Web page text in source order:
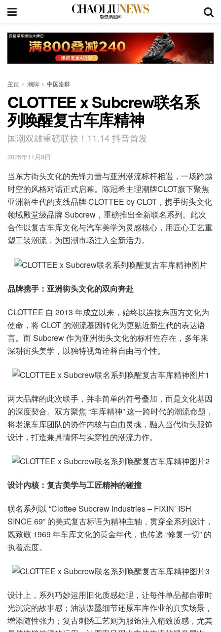
主页 潮牌 中国潮牌
CLOTTEE x Subcrew联名系
列唤醒复古车库精神
国潮双雄重磅联袂！11.14 抖音首发
2025年11月8日
当东方街头文化的先锋力量与亚洲潮流标杆相遇，一场跨越
时空的风格对话正式启幕。陈冠希主理潮牌CLOT旗下聚焦
亚洲新生代的支线品牌 CLOTTEE by CLOT，携手街头文化
领域殿堂级品牌 Subcrew，重磅推出全新联名系列。此次
合作以复古车库文化与汽车美学为灵感核心，用匠心工艺重
塑工装潮流，为国潮市场注入全新活力。
品牌携手：亚洲街头文化的双向奔赴
CLOTTEE 自 2013 年成立以来，始终以连接东西方文化为
使命，将 CLOT 的潮流基因转化为更贴近新生代的表达语
言。而 Subcrew 作为亚洲街头文化的标杆性存在，多年来
深耕街头美学，以独特视角诠释自由与个性。
两大品牌的此次联手，并非简单的符号叠加，而是文化基因
的深度契合。双方聚焦 “车库精神” 这一跨时代的潮流命题，
将老派车库团队的协作内核与自由灵魂，融入当代街头服饰
设计，打造兼具情怀与实穿性的潮流力作。
设计内核：复古美学与工匠精神的碰撞
联名系列以 “Clottee Subcrew Industries – FIXIN’ ISH
SINCE 69” 的美式复古标语为精神主轴，贯穿全系列设计，
既致敬 1969 年车库文化的黄金年代，也传递 “修复一切” 的
执着态度。
设计上，系列巧妙运用旧化质感处理，让每件单品都自带时
光沉淀的故事感；油渍泼墨细节还原车库作业的真实场景，
增添随性张力；复古刺绣工艺则为服饰注入精致质感，尤其